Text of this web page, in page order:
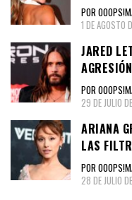
POR
1 DE AGOSTO
JARED
POR
29 DE JULIO
ARIANA
LAS
POR
28 DE JULIO